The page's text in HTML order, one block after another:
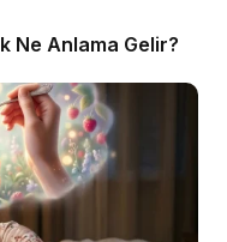
Ne Anlama Gelir?